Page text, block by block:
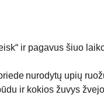
ir pagavus šiuo
nurodytų upių
ir kokios žuvys